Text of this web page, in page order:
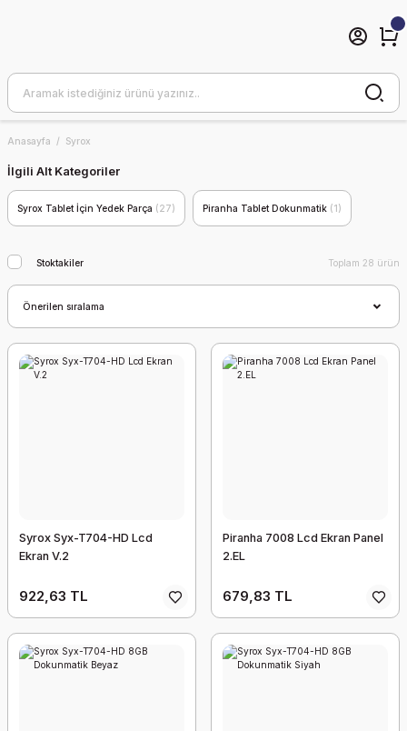
Anasayfa Syrox
İlgili Alt Kategoriler
Syrox Tablet İçin Yedek Parça (27) Piranha Tablet Dokunmatik (1)
Stoktakiler Toplam 28 ürün
Syrox Syx-T704-HD Lcd
Ekran V.2
922,63 TL
Piranha 7008 Lcd Ekran Panel
2.EL
679,83 TL